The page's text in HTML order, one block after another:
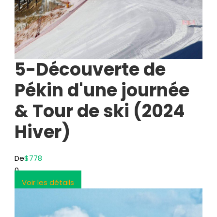
5-Découverte de
Pékin d'une journée
& Tour de ski (2024
Hiver)
De$778
0
Voir les détails